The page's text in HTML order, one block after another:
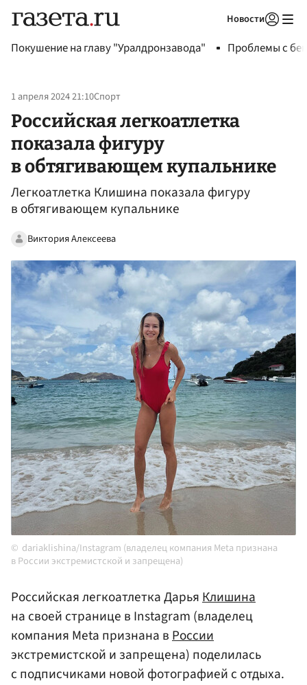
Новости
Покушение на главу "Уралдронзавода" Проблемы с
1 апреля 2024 21:10Спорт
Российская легкоатлетка
показала фигуру
в обтягивающем купальнике
Легкоатлетка Клишина показала фигуру
в обтягивающем купальнике
Виктория Алексеева
dariaklishina/Instagram (владелец компания Meta признана
в России экстремистской и запрещена)
Российская легкоатлетка ДарьяКлишина
на своей странице в Instagram (владелец
компания Meta признана вРоссии
экстремистской и запрещена) поделилась
с подписчиками новой фотографией с отдыха.